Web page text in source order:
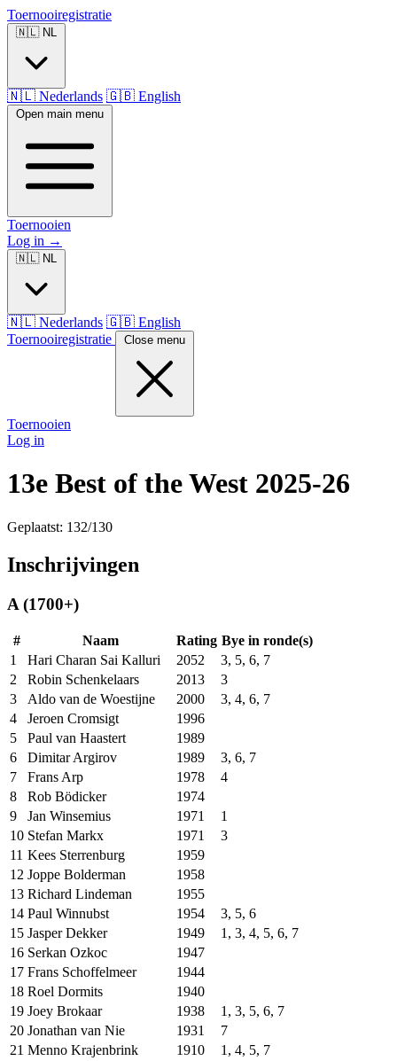
Toernooiregistratie
🇳🇱 NL
🇳🇱 Nederlands 🇬🇧 English
Open main menu
Toernooien
Log in →
🇳🇱 NL
🇳🇱 Nederlands 🇬🇧 English
Toernooiregistratie
Close menu
Toernooien
Log in
13e Best of the West 2025-26
Geplaatst: 132/130
Inschrijvingen
A (1700+)
# Naam Rating Bye in ronde(s)
1
Hari Charan Sai Kalluri 2052
3, 5, 6, 7
2
Robin Schenkelaars 2013
3
3
Aldo van de Woestijne 2000
3, 4, 6, 7
4
Jeroen Cromsigt
1996
5
Paul van Haastert
1989
6
Dimitar Argirov 1989
3, 6, 7
7
Frans Arp 1978
4
8
Rob Bödicker
1974
9
Jan Winsemius 1971
1
10 Stefan Markx 1971
3
11 Kees Sterrenburg
1959
12 Joppe Bolderman
1958
13 Richard Lindeman
1955
14 Paul Winnubst 1954
3, 5, 6
15 Jasper Dekker 1949
1, 3, 4, 5, 6, 7
16 Serkan Ozkoc
1947
17 Frans Schoffelmeer
1944
18 Roel Dormits
1940
19 Joey Brokaar 1938
1, 3, 5, 6, 7
20 Jonathan van Nie 1931
7
21 Menno Krajenbrink 1910
1, 4, 5, 7